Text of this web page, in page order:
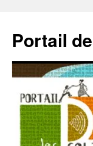
contenu
Portail